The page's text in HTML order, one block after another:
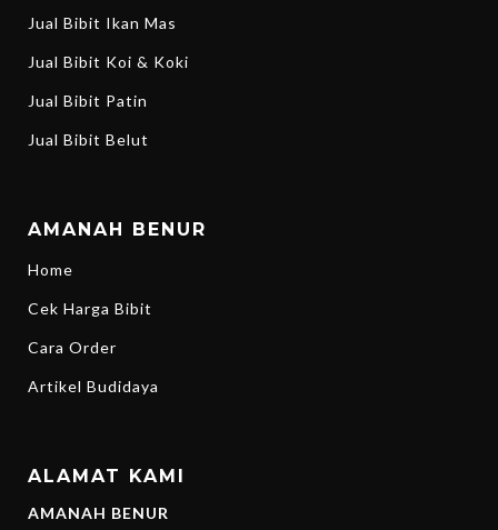
Jual Bibit Ikan Mas
Jual Bibit Koi & Koki
Jual Bibit Patin
Jual Bibit Belut
AMANAH BENUR
Home
Cek Harga Bibit
Cara Order
Artikel Budidaya
ALAMAT KAMI
AMANAH BENUR